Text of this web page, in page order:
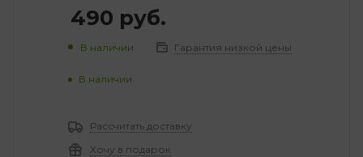
490 руб.
В наличии Гарантия низкой цены
В наличии
Рассчитать доставку
Хочу в подарок